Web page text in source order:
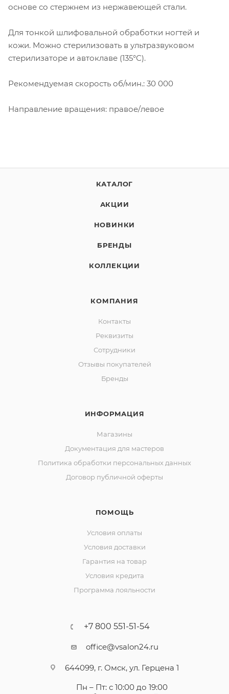
основе со стержнем из нержавеющей стали.
Для тонкой шлифовальной обработки ногтей и
кожи. Можно стерилизовать в ультразвуковом
стерилизаторе и автоклаве (135°С).
Рекомендуемая скорость об/мин.: 30 000
Направление вращения: правое/левое
КАТАЛОГ
АКЦИИ
НОВИНКИ
БРЕНДЫ
КОЛЛЕКЦИИ
КОМПАНИЯ
Контакты
Реквизиты
Сотрудники
Отзывы покупателей
Бренды
ИНФОРМАЦИЯ
Магазины
Документация для мастеров
Политика обработки персональных данных
Договор публичной оферты
ПОМОЩЬ
Условия оплаты
Условия доставки
Гарантия на товар
Условия кредита
Программа лояльности
+7 800 551-51-54
office@vsalon24.ru
644099, г. Омск, ул. Герцена 1
Пн – Пт: с 10:00 до 19:00